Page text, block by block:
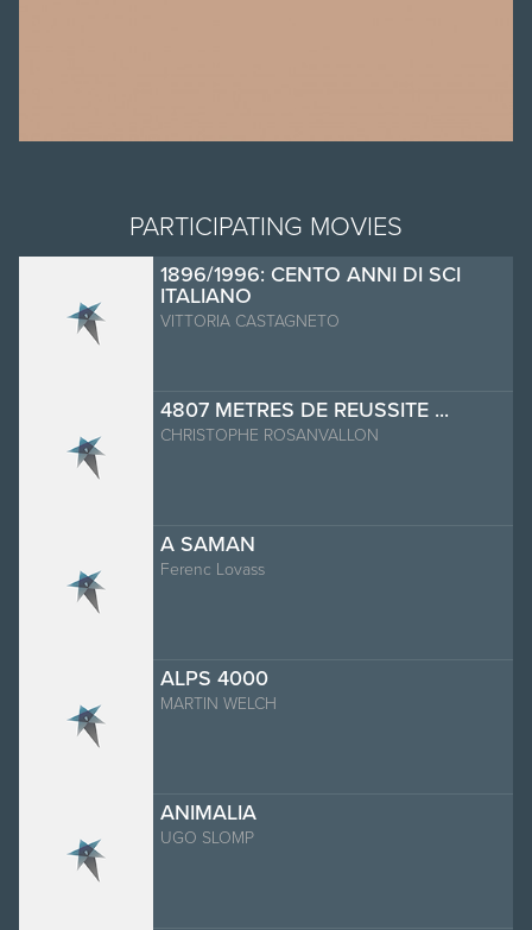
PARTICIPATING MOVIES
1896/1996: CENTO ANNI DI SCI
ITALIANO
VITTORIA CASTAGNETO
4807 METRES DE REUSSITE ...
CHRISTOPHE ROSANVALLON
A SAMAN
Ferenc Lovass
ALPS 4000
MARTIN WELCH
ANIMALIA
UGO SLOMP